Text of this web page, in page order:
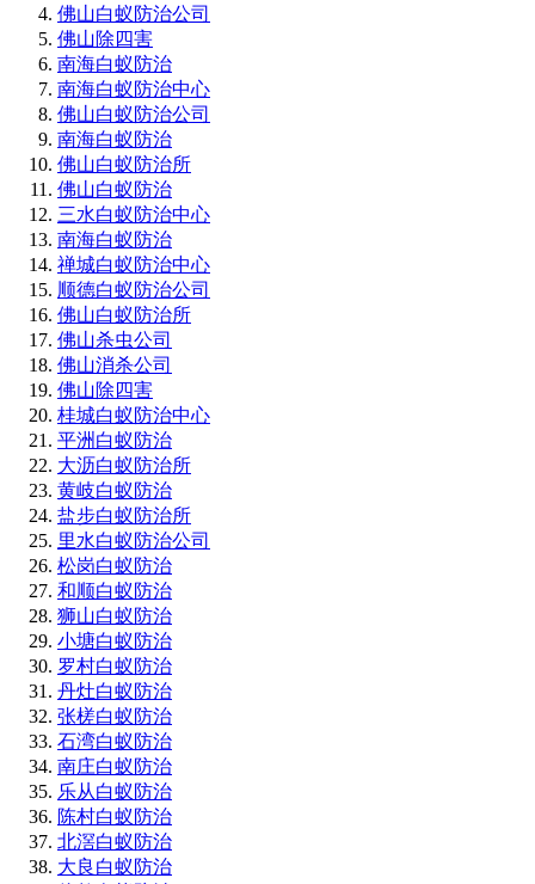
佛山白蚁防治公司
佛山除四害
南海白蚁防治
南海白蚁防治中心
佛山白蚁防治公司
南海白蚁防治
佛山白蚁防治所
佛山白蚁防治
三水白蚁防治中心
南海白蚁防治
禅城白蚁防治中心
顺德白蚁防治公司
佛山白蚁防治所
佛山杀虫公司
佛山消杀公司
佛山除四害
桂城白蚁防治中心
平洲白蚁防治
大沥白蚁防治所
黄岐白蚁防治
盐步白蚁防治所
里水白蚁防治公司
松岗白蚁防治
和顺白蚁防治
狮山白蚁防治
小塘白蚁防治
罗村白蚁防治
丹灶白蚁防治
张槎白蚁防治
石湾白蚁防治
南庄白蚁防治
乐从白蚁防治
陈村白蚁防治
北滘白蚁防治
大良白蚁防治